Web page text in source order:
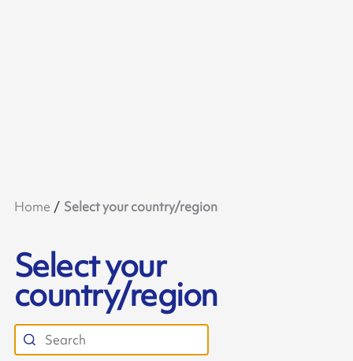
Home Select your country/region
Select your
country/region